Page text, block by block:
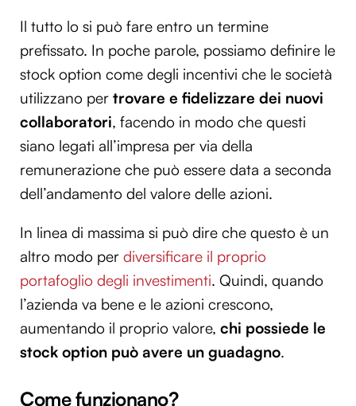
Il tutto lo si può fare entro un termine
prefissato. In poche parole, possiamo definire le
stock option come degli incentivi che le società
utilizzano per trovare e fidelizzare dei nuovi
collaboratori, facendo in modo che questi
siano legati all’impresa per via della
remunerazione che può essere data a seconda
dell’andamento del valore delle azioni.
In linea di massima si può dire che questo è un
altro modo per diversificare il proprio
portafoglio degli investimenti. Quindi, quando
l’azienda va bene e le azioni crescono,
aumentando il proprio valore, chi possiede le
stock option può avere un guadagno.
Come funzionano?